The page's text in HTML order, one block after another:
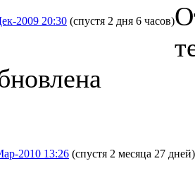
2009 20:30 (спустя 2 дня 6 часов)
2010 13:26 (спустя 2 месяца 27 дней)